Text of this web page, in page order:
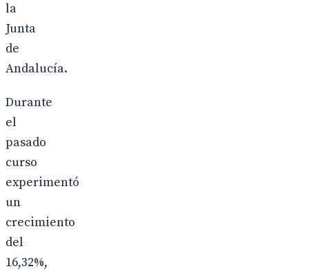
la
Junta
de
Andalucía.
Durante
el
pasado
curso
experimentó
un
crecimiento
del
16,32%,